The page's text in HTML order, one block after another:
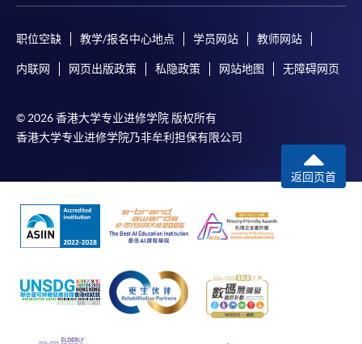
职位空缺 教学/报名中心地点 学员网站 教师网站
内联网 网页出版政策 私隐政策 网站地图 无障碍网页
© 2026 香港大学专业进修学院 版权所有
香港大学专业进修学院乃非牟利担保有限公司
返回页首